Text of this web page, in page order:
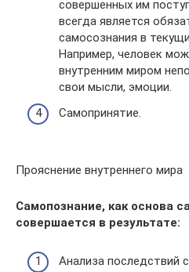
совершенных им
всегда является
самосознания в
Например, человек
внутренним миром
свои мысли, эмоции.
Самопринятие.
Прояснение внутреннего мира
Самопознание, как основа
совершается в результате:
Анализа последствий